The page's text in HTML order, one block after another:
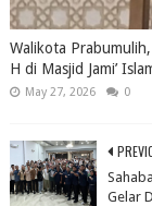
Walikota
H di Masjid Jami’
May 27, 2026 0
Gelar